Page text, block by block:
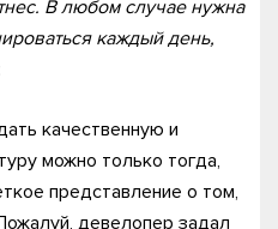
В любом случае нужна
каждый день,
качественную и
можно только тогда,
представление о том,
девелопер задал